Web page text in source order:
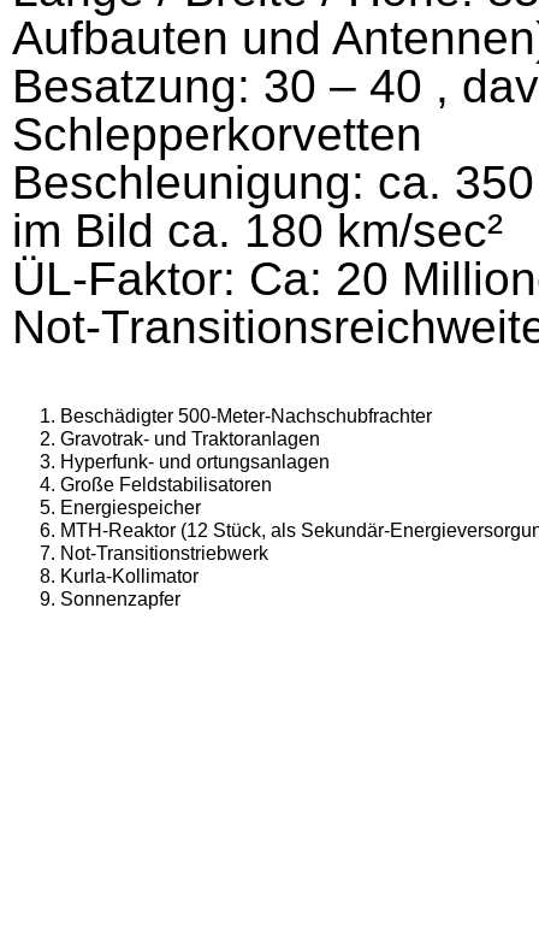
Aufbauten und
Besatzung: 30 – 40 ,
Schlepperkorvetten
Beschleunigung: ca.
im Bild ca. 180 km/sec²
ÜL-Faktor: Ca: 20
Not-
Beschädigter 500-Meter-Nachschubfrachter
Gravotrak- und Traktoranlagen
Hyperfunk- und ortungsanlagen
Große Feldstabilisatoren
Energiespeicher
MTH-Reaktor (12 Stück, als Sekundär-
Not-Transitionstriebwerk
Kurla-Kollimator
Sonnenzapfer